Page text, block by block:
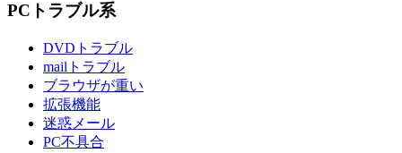
PCトラブル系
DVDトラブル
mailトラブル
ブラウザが重い
拡張機能
迷惑メール
PC不具合